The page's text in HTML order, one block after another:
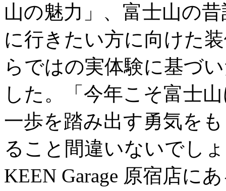
山の魅力」、富士山の
に行きたい方に向けた
らではの実体験に基づ
した。「今年こそ富士
一歩を踏み出す勇気を
ること間違いないでし
KEEN Garage 原宿店に